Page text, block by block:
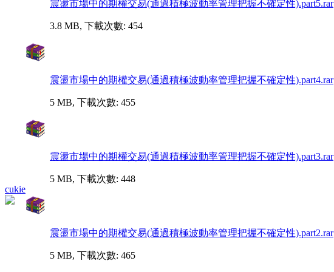
cukie
震盪市場中的期權交易(通過積極波動率管理把握不確定性).part5.rar
3.8 MB, 下載次數: 454
震盪市場中的期權交易(通過積極波動率管理把握不確定性).part4.rar
5 MB, 下載次數: 455
震盪市場中的期權交易(通過積極波動率管理把握不確定性).part3.rar
5 MB, 下載次數: 448
震盪市場中的期權交易(通過積極波動率管理把握不確定性).part2.rar
5 MB, 下載次數: 465